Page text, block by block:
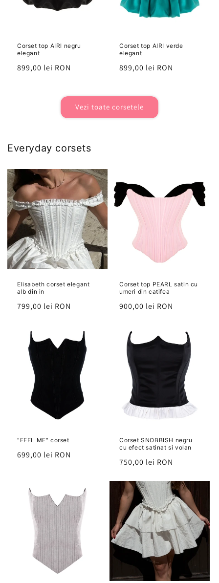
Corset top AIRI negru
elegant
Preț
899,00 lei RON
Corset top AIRI verde
elegant
Preț
899,00 lei RON
Vezi toate corsetele
Everyday corsets
Elisabeth corset elegant
alb din in
Preț
799,00 lei RON
Corset top PEARL satin cu
umeri din catifea
Preț
900,00 lei RON
"FEEL ME" corset
Preț
699,00 lei RON
Corset SNOBBISH negru
cu efect satinat si volan
Preț
750,00 lei RON